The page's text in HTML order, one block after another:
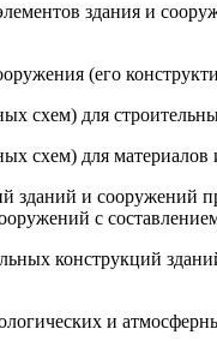
здания и
(его
схем) для
схем) для
зданий и
с
конструкций
и